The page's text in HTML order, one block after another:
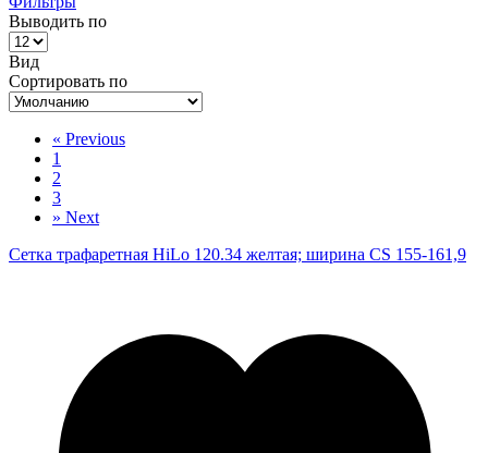
Выводить по
Вид
Сортировать по
« Previous
1
2
3
» Next
Сетка трафаретная HiLo 120.34 желтая; ширина CS 155-161,9